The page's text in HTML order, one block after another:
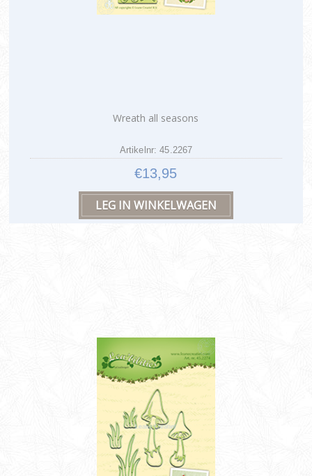
Wreath all seasons
Artikelnr: 45.2267
€13,95